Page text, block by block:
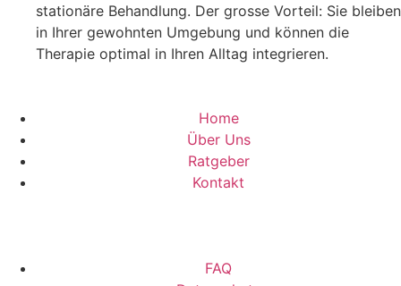
stationäre Behandlung. Der grosse Vorteil: Sie bleiben
in Ihrer gewohnten Umgebung und können die
Therapie optimal in Ihren Alltag integrieren.
Home
Über Uns
Ratgeber
Kontakt
FAQ